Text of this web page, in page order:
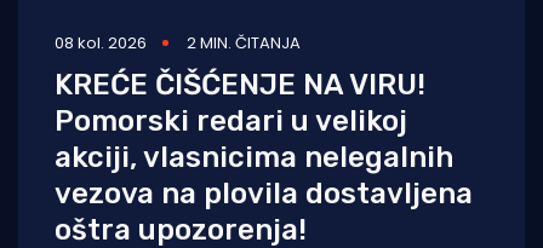
08 kol. 2026 2 MIN. ČITANJA
KREĆE ČIŠĆENJE NA VIRU!
Pomorski redari u velikoj
akciji, vlasnicima nelegalnih
vezova na plovila dostavljena
oštra upozorenja!